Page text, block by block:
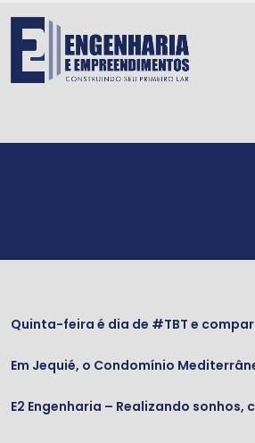
Quinta-feira é dia de #TBT e
Em Jequié, o Condomínio
E2 Engenharia – Realizando